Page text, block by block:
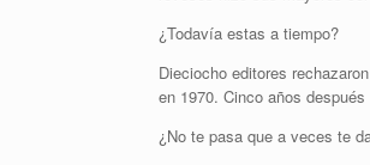
¿Todavía estas a tiempo?
Dieciocho editores
en 1970. Cinco años
¿No te pasa que a veces te